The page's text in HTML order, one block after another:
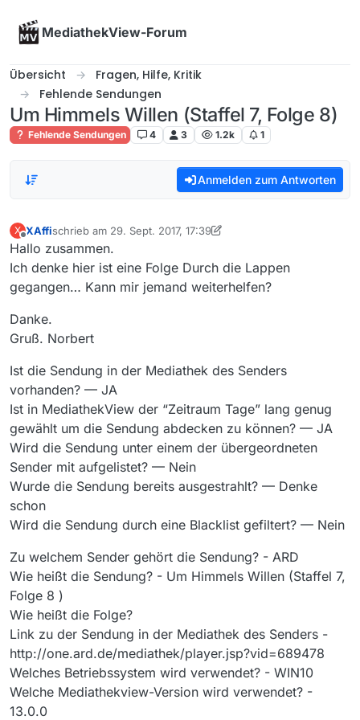
MediathekView-Forum
Übersicht
Fragen, Hilfe, Kritik
Fehlende Sendungen
Um Himmels Willen (Staffel 7, Folge 8)
Fehlende Sendungen 4 3 1.2k 1
Anmelden zum Antworten
X
Offline
XAffischrieb am 29. Sept. 2017, 17:39
zuletzt editiert von XAffi
Hallo zusammen.
Ich denke hier ist eine Folge Durch die Lappen
gegangen… Kann mir jemand weiterhelfen?
Danke.
Gruß. Norbert
Ist die Sendung in der Mediathek des Senders
vorhanden? — JA
Ist in MediathekView der “Zeitraum Tage” lang genug
gewählt um die Sendung abdecken zu können? — JA
Wird die Sendung unter einem der übergeordneten
Sender mit aufgelistet? — Nein
Wurde die Sendung bereits ausgestrahlt? — Denke
schon
Wird die Sendung durch eine Blacklist gefiltert? — Nein
Zu welchem Sender gehört die Sendung? - ARD
Wie heißt die Sendung? - Um Himmels Willen (Staffel 7,
Folge 8 )
Wie heißt die Folge?
Link zu der Sendung in der Mediathek des Senders -
http://one.ard.de/mediathek/player.jsp?vid=689478
Welches Betriebssystem wird verwendet? - WIN10
Welche Mediathekview-Version wird verwendet? -
13.0.0